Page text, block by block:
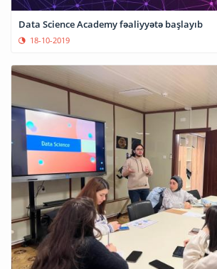
Data Science Academy fəaliyyətə başlayıb
18-10-2019